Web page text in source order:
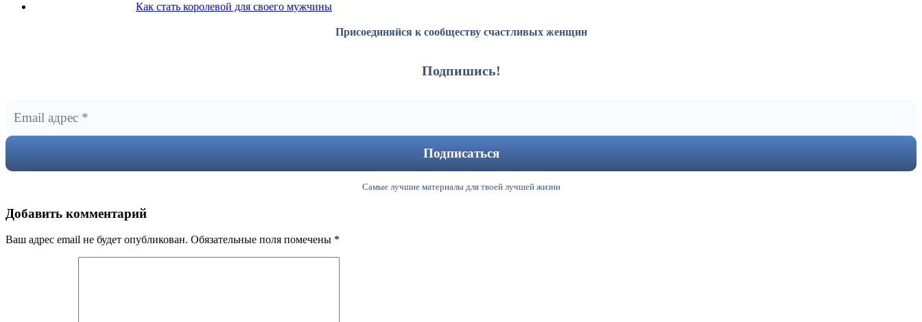
Как стать королевой для своего мужчины
Присоединяйся к сообществу счастливых женщин
Подпишись!
Самые лучшие материалы для твоей лучшей жизни
Добавить комментарий
Ваш адрес email не будет опубликован. Обязательные поля помечены *